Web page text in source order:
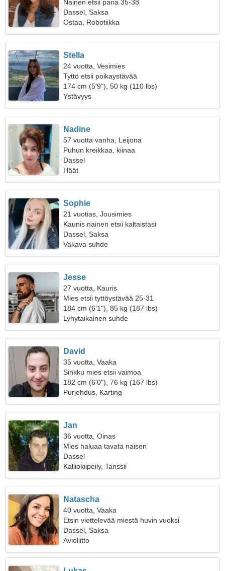
Nainen etsii paria 35-38
Dassel, Saksa
Ostaa, Robotiikka
Stella
24 vuotta, Vesimies
Tyttö etsii poikaystävää
174 cm (5'9"), 50 kg (110 lbs)
Ystävyys
Nadine
57 vuotta vanha, Leijona
Puhun kreikkaa, kiinaa
Dassel
Häät
Sophie
21 vuotias, Jousimies
Kaunis nainen etsii kaltaistasi
Dassel, Saksa
Vakava suhde
Jesse
27 vuotta, Kauris
Mies etsii tyttöystävää 25-31
184 cm (6'1"), 85 kg (187 lbs)
Lyhytaikainen suhde
David
35 vuotta, Vaaka
Sinkku mies etsii vaimoa
182 cm (6'0"), 76 kg (167 lbs)
Purjehdus, Karting
Jan
36 vuotta, Oinas
Mies haluaa tavata naisen
Dassel
Kalliokiipeily, Tanssii
Natascha
40 vuotta, Vaaka
Etsin viettelevää miestä huvin vuoksi
Dassel, Saksa
Avioliitto